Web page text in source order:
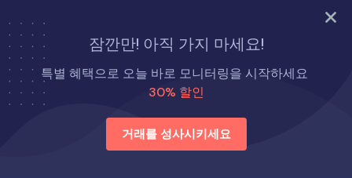
지금 바로 시도해 보세요
잠깐만! 아직 가지 마세요!
특별 혜택으로 오늘 바로 모니터링을 시작하세요
30% 할인
거래를 성사시키세요
홈 방법 스냅챗 위치 추적기: 손쉽게 위치를 추적하는 방법
스냅챗 위치 추적기: 손쉽게 위치를 추